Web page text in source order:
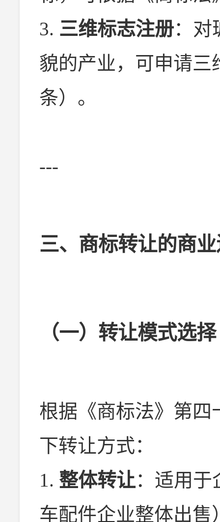
3. 三维标志注册：对
貌的产业，可申请三
条）。
---
三、商标转让的商
（一）转让模式选择
根据《商标法》第四
下转让方式：
1. 整体转让：适用于
车配件企业整体出